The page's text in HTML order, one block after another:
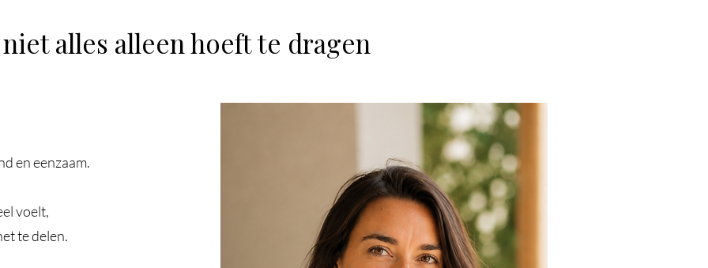
alles alleen hoeft te dragen
en eenzaam.
voelt,
te delen.